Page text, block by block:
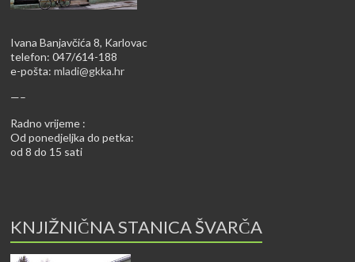
Ivana Banjavčića 8, Karlovac
telefon: 047/614-188
e-pošta:mladi@gkka.hr
—–
Radno vrijeme :
Od ponedjeljka do petka:
od 8 do 15 sati
KNJIŽNIČNA STANICA ŠVARČA